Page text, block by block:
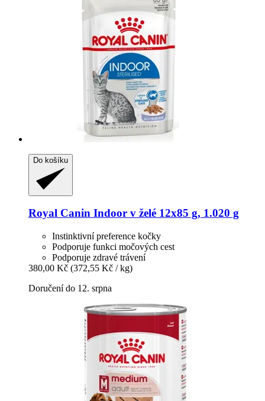
Do košíku
Royal Canin Indoor v želé 12x85 g, 1.020 g
Instinktivní preference kočky
Podporuje funkci močových cest
Podporuje zdravé trávení
380,00 Kč (372,55 Kč / kg)
Doručení do 12. srpna